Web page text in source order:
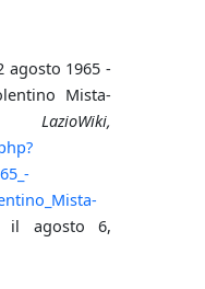
agosto 1965 -
Mista-
LazioWiki,
il agosto 6,